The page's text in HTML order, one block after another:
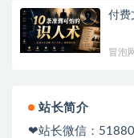
付费
冒泡
站长简介
❤站长微信：